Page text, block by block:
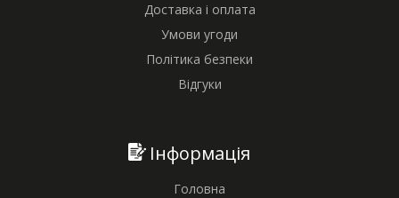
Доставка і оплата
Умови угоди
Політика безпеки
Відгуки
Інформація
Головна